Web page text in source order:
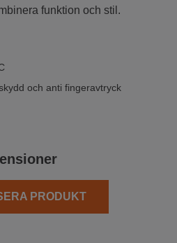
funktion och stil.
och anti fingeravtryck
PRODUKT